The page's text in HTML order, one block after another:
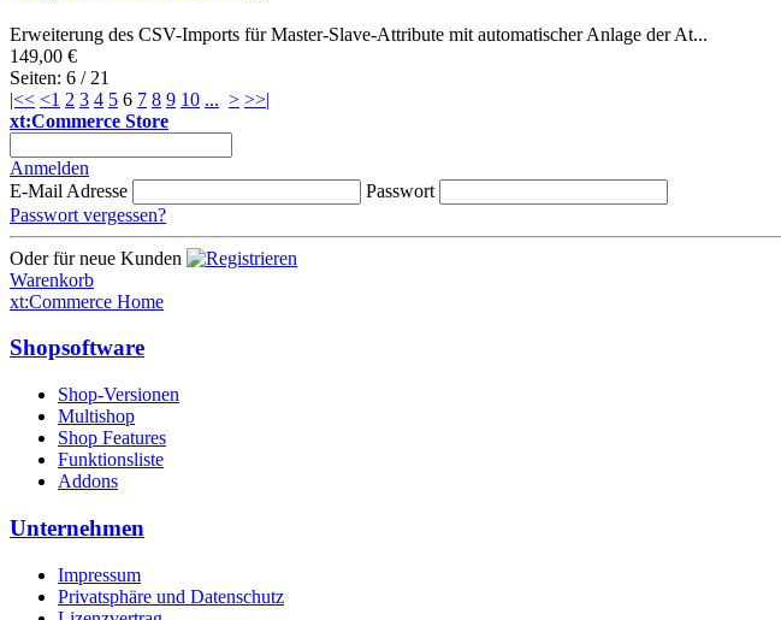
Erweiterung des CSV-Imports für Master-Slave-Attribute mit automatischer Anlage der At...
149,00 €
Seiten: 6 / 21
|<< <1 2 3 4 5 6 7 8 9 10 ... > >>|
xt:Commerce Store
Anmelden
E-Mail Adresse
Passwort
Passwort vergessen?
Oder für neue Kunden
Warenkorb
xt:Commerce Home
Shopsoftware
Shop-Versionen
Multishop
Shop Features
Funktionsliste
Addons
Unternehmen
Impressum
Privatsphäre und Datenschutz